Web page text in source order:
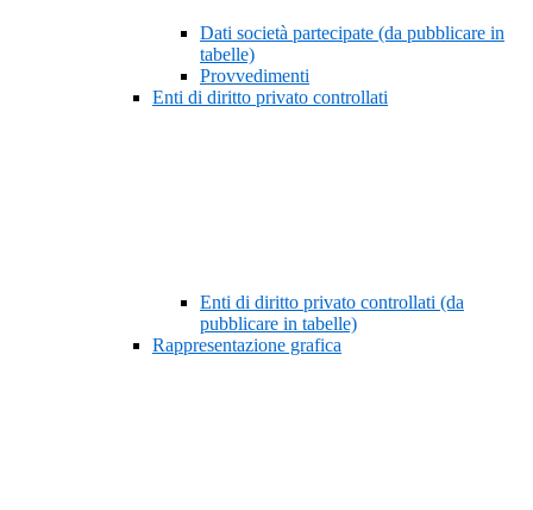
Dati società partecipate (da pubblicare in
tabelle)
Provvedimenti
Enti di diritto privato controllati
Enti di diritto privato controllati (da
pubblicare in tabelle)
Rappresentazione grafica